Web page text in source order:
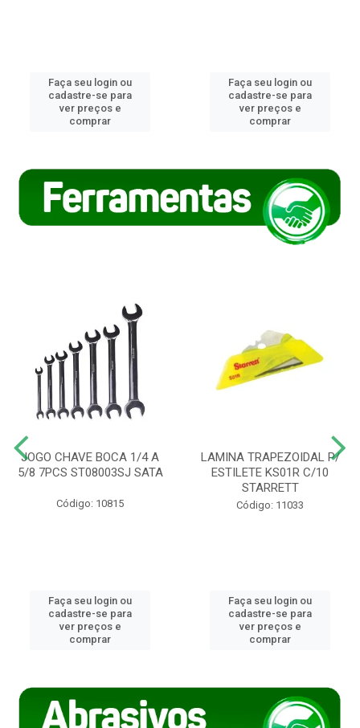
Faça seu login ou
cadastre-se para
ver preços e
comprar
Faça seu login ou
cadastre-se para
ver preços e
comprar
JOGO CHAVE BOCA 1/4 A
5/8 7PCS ST08003SJ SATA
Código: 10815
Faça seu login ou
cadastre-se para
ver preços e
comprar
LAMINA TRAPEZOIDAL P/
ESTILETE KS01R C/10
STARRETT
Código: 11033
Faça seu login ou
cadastre-se para
ver preços e
comprar